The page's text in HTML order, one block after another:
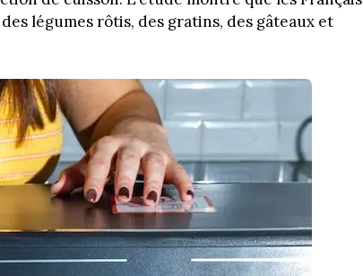
légumes rôtis, des gratins, des gâteaux et